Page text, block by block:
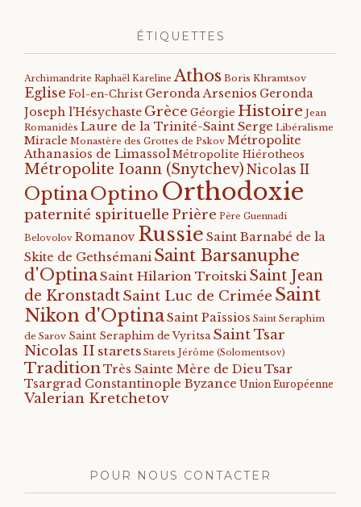
ÉTIQUETTES
Archimandrite Raphaël Kareline Athos Boris Khramtsov
Eglise Fol-en-Christ Geronda Arsenios Geronda
Joseph l'Hésychaste Grèce Géorgie Histoire Jean
Romanidès Laure de la Trinité-Saint Serge Libéralisme
Miracle Monastère des Grottes de Pskov Métropolite
Athanasios de Limassol Métropolite Hiérotheos
Métropolite Ioann (Snytchev) Nicolas II
OptinaOptino Orthodoxie
paternité spirituelle Prière Père Guennadi
Belovolov Romanov Russie Saint Barnabé de la
Skite de Gethsémani Saint Barsanuphe
d'OptinaSaint Hilarion Troitski Saint Jean
de KronstadtSaint Luc de Crimée Saint
Nikon d'OptinaSaint Païssios Saint Seraphim
de Sarov Saint Seraphim de Vyritsa Saint Tsar
Nicolas II starets Starets Jérôme (Solomentsov)
TraditionTrès Sainte Mère de DieuTsar
Tsargrad Constantinople Byzance Union Européenne
Valerian Kretchetov
POUR NOUS CONTACTER